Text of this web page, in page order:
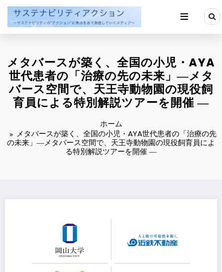
ン
メタバースが築く、全国の小児・AYA
世代患者の「治療の先の未来」―メタ
バース空間で、天王寺動物園の現役飼
育員による特別解説ツアーを開催 ―
ホーム
メタバースが築く、全国の小児・AYA世代患者の「治療の先
の未来」―メタバース空間で、天王寺動物園の現役飼育員によ
る特別解説ツアーを開催 ―